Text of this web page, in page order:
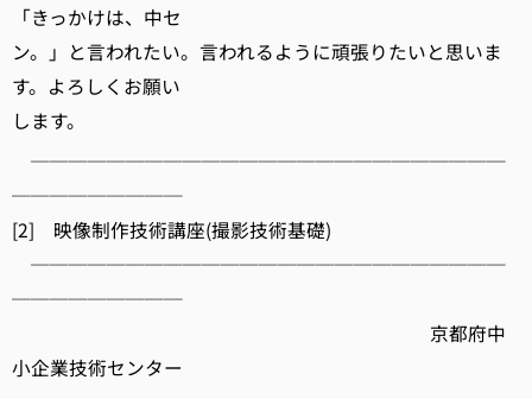
「きっかけは、中セ
ン。」と言われたい。言われるように頑張りたいと思いま
す。よろしくお願い
します。
─────────────────────────
─────────
[2] 映像制作技術講座(撮影技術基礎)
─────────────────────────
─────────
京都府中
小企業技術センター